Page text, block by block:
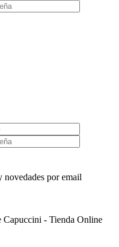
novedades por email